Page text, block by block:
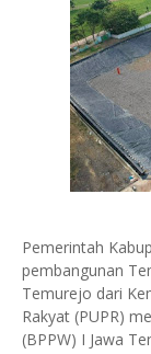
Pemerintah
pembangunan
Temurejo dari
Rakyat (PUPR)
(BPPW) I Jawa